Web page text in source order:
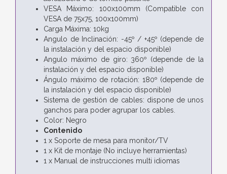
VESA Máximo: 100x100mm (Compatible con
VESA de 75x75, 100x100mm)
Carga Máxima: 10kg
Angulo de Inclinación: -45º / +45º (depende de
la instalación y del espacio disponible)
Angulo máximo de giro: 360º (depende de la
instalación y del espacio disponible)
Ángulo máximo de rotación: 180º (depende de
la instalación y del espacio disponible)
Sistema de gestión de cables: dispone de unos
ganchos para poder agrupar los cables.
Color: Negro
Contenido
1 x Soporte de mesa para monitor/TV
1 x Kit de montaje (No incluye herramientas)
1 x Manual de instrucciones multi idiomas